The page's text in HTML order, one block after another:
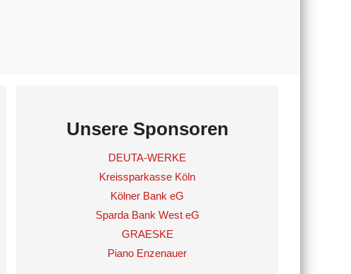
Unsere Sponsoren
DEUTA-WERKE
Kreissparkasse Köln
Kölner Bank eG
Sparda Bank West eG
GRAESKE
Piano Enzenauer